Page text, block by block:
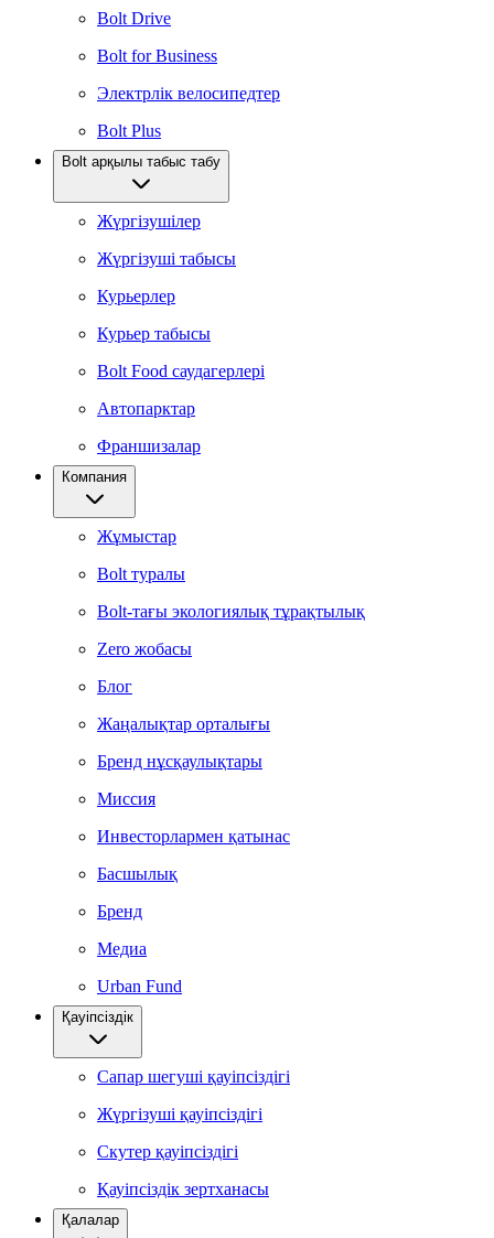
Bolt Drive
Bolt for Business
Электрлік велосипедтер
Bolt Plus
Bolt арқылы табыс табу
Жүргізушілер
Жүргізуші табысы
Курьерлер
Курьер табысы
Bolt Food саудагерлері
Автопарктар
Франшизалар
Компания
Жұмыстар
Bolt туралы
Bolt-тағы экологиялық тұрақтылық
Zero жобасы
Блог
Жаңалықтар орталығы
Бренд нұсқаулықтары
Миссия
Инвесторлармен қатынас
Басшылық
Бренд
Медиа
Urban Fund
Қауіпсіздік
Сапар шегуші қауіпсіздігі
Жүргізуші қауіпсіздігі
Скутер қауіпсіздігі
Қауіпсіздік зертханасы
Қалалар